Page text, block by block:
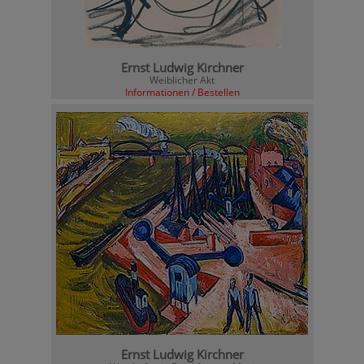
Ernst Ludwig Kirchner
Weiblicher Akt
Informationen / Bestellen
Ernst Ludwig Kirchner